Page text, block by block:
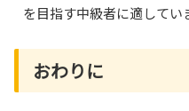
を目指す中級者に適してい
おわりに